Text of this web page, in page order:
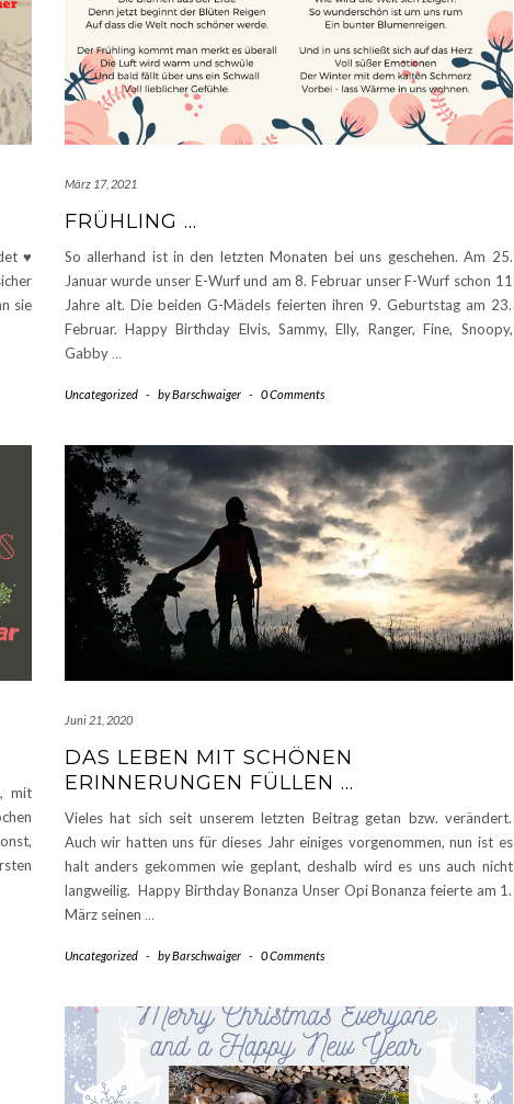
♥
sie
März 17, 2021
FRÜHLING …
So allerhand ist in den letzten Monaten bei uns geschehen. Am 25.
Januar wurde unser E-Wurf und am 8. Februar unser F-Wurf schon 11
Jahre alt. Die beiden G-Mädels feierten ihren 9. Geburtstag am 23.
Februar. Happy Birthday Elvis, Sammy, Elly, Ranger, Fine, Snoopy,
Gabby …
Uncategorized - byBarschwaiger - 0 Comments
mit
Juni 21, 2020
DAS LEBEN MIT SCHÖNEN
ERINNERUNGEN FÜLLEN …
Vieles hat sich seit unserem letzten Beitrag getan bzw. verändert.
Auch wir hatten uns für dieses Jahr einiges vorgenommen, nun ist es
halt anders gekommen wie geplant, deshalb wird es uns auch nicht
langweilig. Happy Birthday Bonanza Unser Opi Bonanza feierte am 1.
März seinen …
Uncategorized - byBarschwaiger - 0 Comments